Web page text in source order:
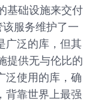
基础设施来交付
服务维护了一
广泛的库，但其
提供无与伦比的
泛使用的库，确
背靠世界上最强